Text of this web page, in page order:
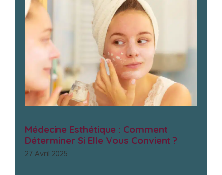
Médecine Esthétique : Comment
Déterminer Si Elle Vous Convient ?
27 Avril 2025